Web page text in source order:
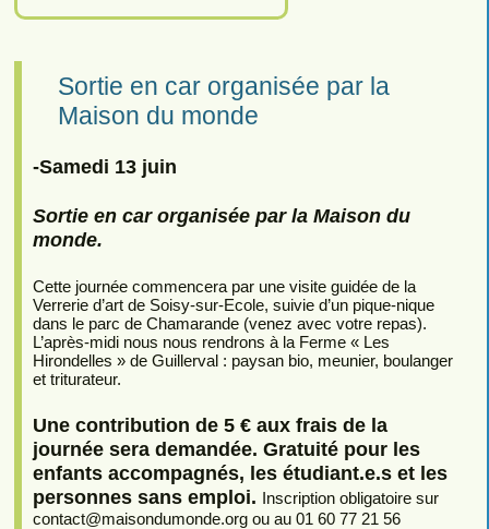
Sortie en car organisée par la
Maison du monde
-Samedi 13 juin
Sortie en car organisée par la Maison du
monde.
Cette journée commencera par une visite guidée de la
Verrerie d’art de Soisy-sur-Ecole, suivie d’un pique-nique
dans le parc de Chamarande (venez avec votre repas).
L’après-midi nous nous rendrons à la Ferme « Les
Hirondelles » de Guillerval : paysan bio, meunier, boulanger
et triturateur.
Une contribution de 5 € aux frais de la
journée sera demandée. Gratuité pour les
enfants accompagnés, les étudiant.e.s et les
personnes sans emploi. Inscription obligatoire sur
contact@maisondumonde.org ou au 01 60 77 21 56